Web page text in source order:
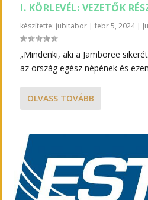
I. KÖRLEVÉL: VEZETŐK
készítette: jubitabor |febr 5, 2024|
„Mindenki, aki a Jamboree
az ország egész népének és
OLVASS TOVÁBB